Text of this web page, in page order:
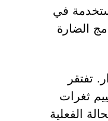
في
الضارة
تفتقر
ثغرات
الفعلية